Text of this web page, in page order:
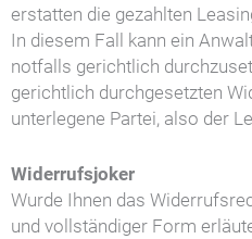
erstatten die gezahlten
In diesem Fall kann ein
notfalls gerichtlich
gerichtlich durchgesetzten
unterlegene Partei, also der
Widerrufsjoker
Wurde Ihnen das
und vollständiger Form